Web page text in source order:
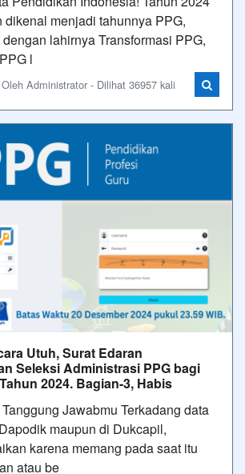
dikenal menjadi tahunnya PPG,
lahirnya Transformasi PPG,
l
Administrator - Dilihat 36957 kali
Utuh, Surat Edaran
Seleksi Administrasi PPG bagi
2024. Bagian-3, Habis
Jawabmu Terkadang data
maupun di Dukcapil,
karena memang pada saat itu
atau be